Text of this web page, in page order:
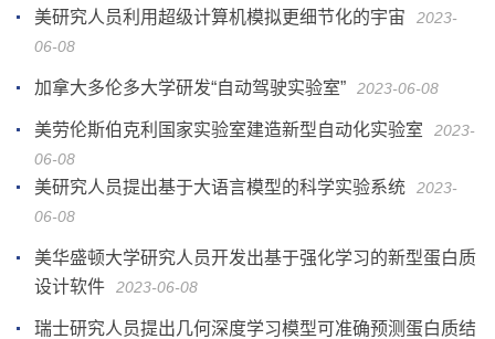
美研究人员利用超级计算机模拟更细节化的宇宙
2023-
06-08
加拿大多伦多大学研发“自动驾驶实验室” 2023-06-08
美劳伦斯伯克利国家实验室建造新型自动化实验室
2023-
06-08
美研究人员提出基于大语言模型的科学实验系统
2023-
06-08
美华盛顿大学研究人员开发出基于强化学习的新型蛋白质
设计软件
2023-06-08
瑞士研究人员提出几何深度学习模型可准确预测蛋白质结